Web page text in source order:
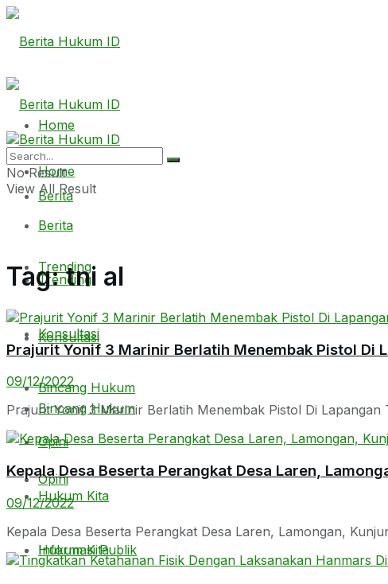
Home
Berita
Trending
Konsultasi
Bincang Hukum
Opini
Hukum Kita
Home
Berita
Trending
Konsultasi
Bincang Hukum
Opini
Hukum Kita
Informasi Publik
No Result
View All Result
Tag:tni al
Prajurit Yonif 3 Marinir Berlatih Menembak Pistol Di
09/12/2022
Prajurit Yonif 3 Marinir Berlatih Menembak Pistol Di
Kepala Desa Beserta Perangkat Desa Laren,
09/12/2022
Kepala Desa Beserta Perangkat Desa Laren, Lamongan,